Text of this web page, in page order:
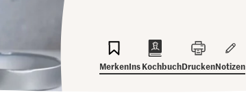
MerkenIns KochbuchDruckenNotizen